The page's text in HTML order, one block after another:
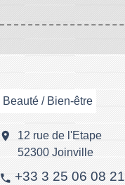
Beauté / Bien-être
location_on
12 rue de l'Etape
52300 Joinville
phone +33 3 25 06 08 21